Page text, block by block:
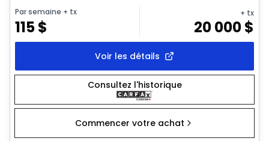
Par semaine + tx
115$
+ tx
20 000$
Voir les détails
Consultez l'historique
Commencer votre achat